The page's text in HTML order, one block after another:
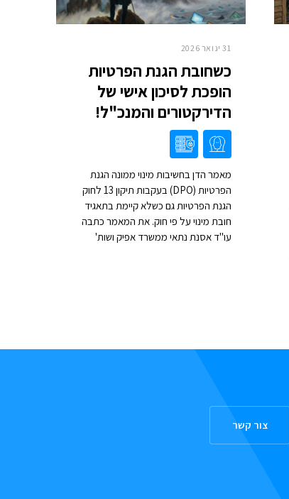
31 ינואר 2026
כשחובת הגנת הפרטיות
הופכת לסיכון אישי של
הדירקטורים והמנכ"ל!
מאמר הדן בחשיבות מינוי ממונה הגנת
הפרטיות (DPO) בעקבות תיקון 13 לחוק
הגנת הפרטיות גם כשלא קיימת בתאגיד
חובת מינוי על פי חוק. את המאמר כתבה
עו"ד אסנת נתאי ממשרד אפיק ושות'
צור קשר